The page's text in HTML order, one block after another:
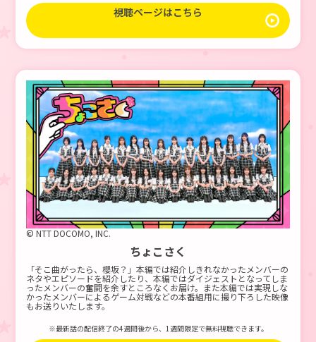
視聴ページはこちら
© NTT DOCOMO, INC.
ちょこさく
「そこ曲がったら、櫻坂？」本編では紹介しきれなかったメンバーの
ネタやエピソードを紹介したり、本編ではダイジェストとなってしま
ったメンバーの奮闘を余すところなくお届け。また本編では実現しな
かったメンバーによるゲーム対戦などの本番組用に撮り下ろした映像
もお送りいたします。
※最新話の配信終了の4週間後から、1週間限定で無料視聴できます。